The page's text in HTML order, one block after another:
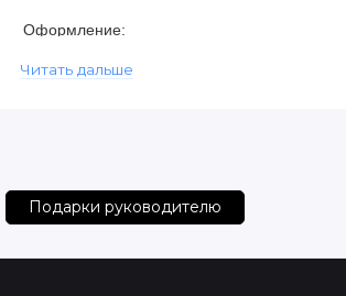
Оформление:
кожаная оплетка по периметру изделия,
из дизайнерской бумаги, с видами
английском и немецком языках
Читать дальше
Подарки руководителю